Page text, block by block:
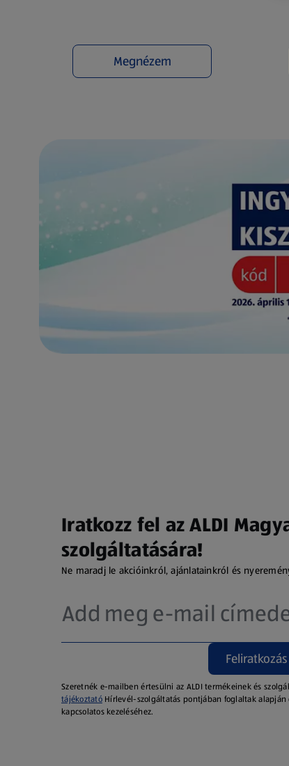
Megnézem
(új oldalon nyílik meg)
Iratkozz fel az ALDI
szolgáltatására!
Ne maradj le akcióinkról, ajánlatainkról és
Feliratkozás
Szeretnék e-mailben értesülni az ALDI termékeinek és
tájékoztatóHírlevél-szolgáltatás pontjában foglaltak alapján
kapcsolatos kezeléséhez.